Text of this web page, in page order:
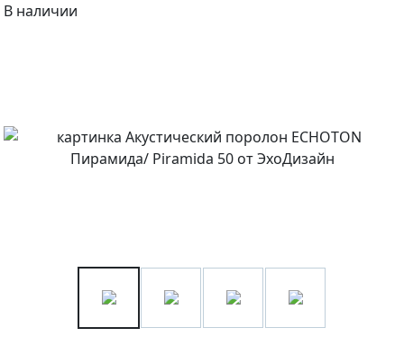
В наличии